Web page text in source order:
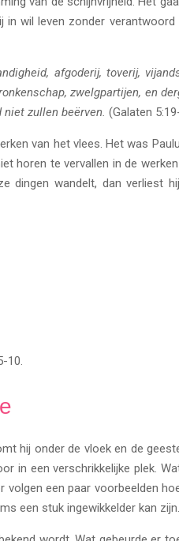
in wil leven zonder
afgoderij, toverij,
zwelgpartijen, en
zullen beërven. (Galaten
van het vlees. Het was
horen te vervallen in de
dingen wandelt, dan verliest
10.
hij onder de vloek en de
in een verschrikkelijke plek.
een paar voorbeelden
een stuk ingewikkelder kan zijn.